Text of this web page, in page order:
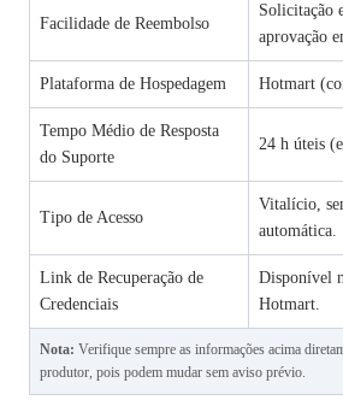
Facilidade de Reembolso
Solicitação
aprovação
Plataforma de Hospedagem Hotmart
Tempo Médio de Resposta
do Suporte
24 h úteis
Tipo de Acesso
Vitalício,
automática.
Link de Recuperação de
Credenciais
Disponível
Hotmart.
Nota: Verifique sempre as informações acima
produtor, pois podem mudar sem aviso prévio.